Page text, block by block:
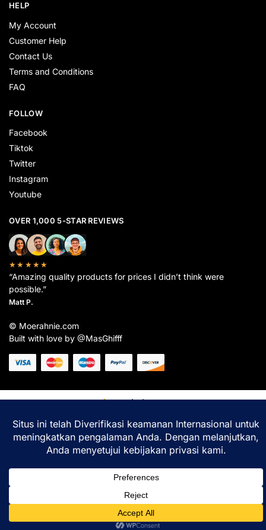
HELP
My Account
Customer Help
Contact Us
Terms and Conditions
FAQ
FOLLOW
Facebook
Tiktok
Twitter
Instagram
Youtube
OVER 1,000 5-STAR REVIEWS
★★★★★
“Amazing quality products for prices I didn’t think were
possible.”
Matt P.
© Moerahnie.com
Built with love by @MasGhifff
Lacak
Moerahnie.com
pengalaman belanja terbaik Anda.